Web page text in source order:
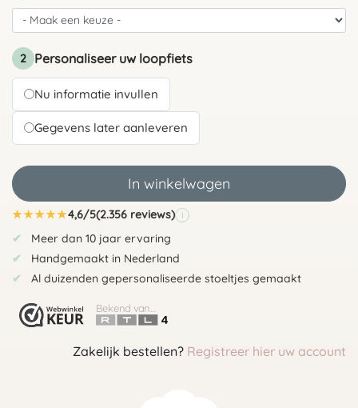
2 Personaliseer uw loopfiets
Nu informatie invullen
Gegevens later aanleveren
In winkelwagen
★★★★★4,6/5(2.356 reviews) i
Meer dan 10 jaar ervaring
Handgemaakt in Nederland
Al duizenden gepersonaliseerde stoeltjes gemaakt
Bekend van...
Zakelijk bestellen? Registreer hier uw account